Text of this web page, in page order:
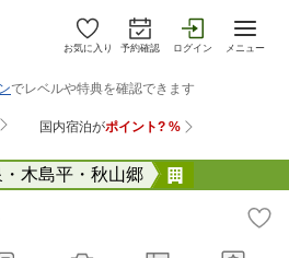
お気に入り 予約確認 ログイン メニュー
木島平・秋山郷